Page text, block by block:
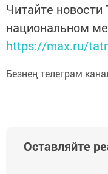
Читайте новости
национальном
https://max.ru/
Безнең телеграм
Оставляйте